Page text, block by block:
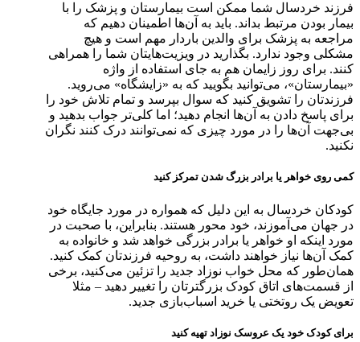
فرزند خردسال شما ممکن است بیمارستان و پزشک را با
بیمار بودن مرتبط بداند. باید به آن‌ها اطمینان دهیم که
مراجعه به پزشک برای والدین باردار مهم است و هیچ
مشکلی وجود ندارد. بگذارید در ویزیت‌هایتان شما را همراهی
کنند. برای روز زایمان هم به جای استفاده از واژه
«بیمارستان»، می‌توانید بگویید که به «زایشگاه» می‌روید.
فرزندتان را تشویق کنید که سوال بپرسد و تمام تلاش خود را
برای پاسخ دادن به آن‌ها انجام دهید؛ اما کلی‌تر جواب بدهید و
بی‌جهت آن‌ها را در مورد چیزی که نمی‌توانند درک کنند نگران
نکنید.
کمی روی خواهر یا برادر بزرگ شدن تمرکز کنید
کودکان خردسال به این دلیل که همواره در مورد جایگاه خود
در جهان می‌آموزند، خود محور هستند. بنابراین، با صحبت در
مورد اینکه او خواهر یا برادر بزرگی خواهد شد و خانواده به
کمک آن‌ها نیاز خواهند داشت، به روحیه فرزندتان کمک کنید.
همان‌طور که محل خواب نوزاد جدید را تزئین می‌کنید، برخی
از قسمت‌های اتاق کودک بزرگترتان را تغییر دهید – مثلا
تعویض یک روتختی یا خرید اسباب‌بازی جدید.
برای کودک خود یک عروسک نوزاد تهیه کنید